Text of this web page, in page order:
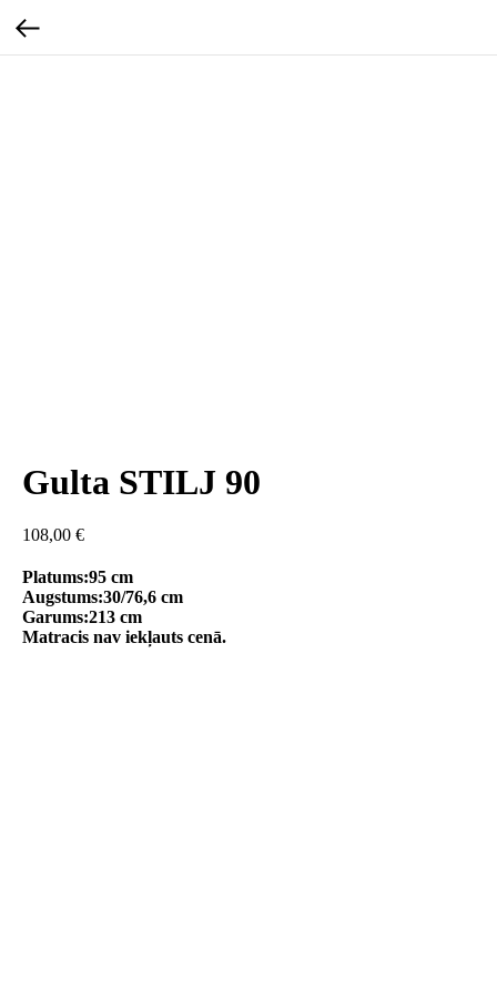
Gulta STILJ 90
108,00 €
Platums:95 cm
Augstums:30/76,6 cm
Garums:213 cm
Matracis nav iekļauts cenā.